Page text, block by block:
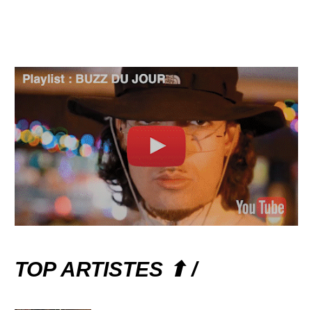
TOP ARTISTES ⬆ /